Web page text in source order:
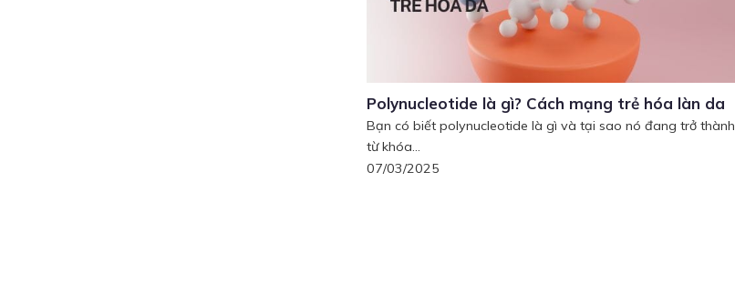
Polynucleotide là gì? Cách mạng trẻ hóa làn da
Bạn có biết polynucleotide là gì và tại sao nó đang trở thành
từ khóa...
07/03/2025